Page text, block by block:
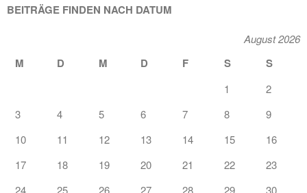
BEITRÄGE FINDEN NACH DATUM
August 2026
M D M D F S S
1
2
3
4 5 6 7 8
9
10
11 12 13 14 15
16
17
18 19 20 21 22
23
24
25 26 27 28 29 30